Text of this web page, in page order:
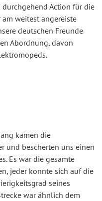
durchgehend Action für die
am weitest angereiste
deutschen Freunde
Abordnung, davon
kamen die
und bescherten uns einen
Es war die gesamte
jeder konnte sich auf die
seines
war ähnlich dem